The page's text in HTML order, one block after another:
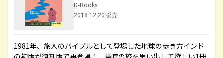
D-Books
2018.12.20 発売
1981年、旅人のバイブルとして登場した地球の歩き方インド
の初版が復刻版で再登場！ 当時の旅を思い出して欲しい1冊